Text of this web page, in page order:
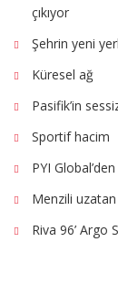
çıkıyor
Şehrin yeni
Küresel ağ
Pasifik’in
Sportif hacim
PYI
Menzili
Riva 96’ Argo